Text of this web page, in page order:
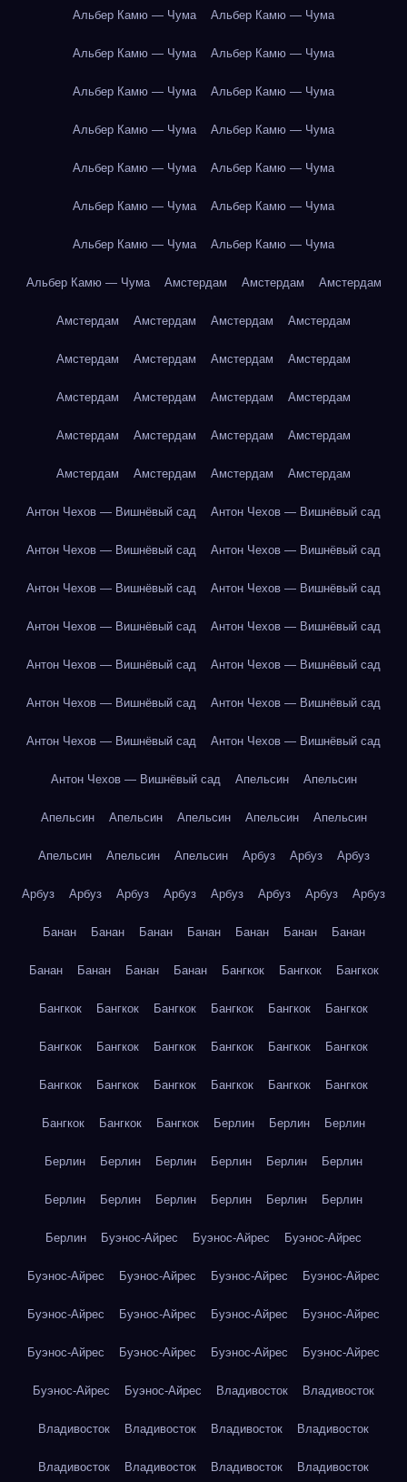
Альбер Камю — Чума Альбер Камю — Чума
Альбер Камю — Чума Альбер Камю — Чума
Альбер Камю — Чума Альбер Камю — Чума
Альбер Камю — Чума Альбер Камю — Чума
Альбер Камю — Чума Альбер Камю — Чума
Альбер Камю — Чума Альбер Камю — Чума
Альбер Камю — Чума Альбер Камю — Чума
Альбер Камю — Чума Амстердам Амстердам Амстердам
Амстердам Амстердам Амстердам Амстердам
Амстердам Амстердам Амстердам Амстердам
Амстердам Амстердам Амстердам Амстердам
Амстердам Амстердам Амстердам Амстердам
Амстердам Амстердам Амстердам Амстердам
Антон Чехов — Вишнёвый сад Антон Чехов — Вишнёвый сад
Антон Чехов — Вишнёвый сад Антон Чехов — Вишнёвый сад
Антон Чехов — Вишнёвый сад Антон Чехов — Вишнёвый сад
Антон Чехов — Вишнёвый сад Антон Чехов — Вишнёвый сад
Антон Чехов — Вишнёвый сад Антон Чехов — Вишнёвый сад
Антон Чехов — Вишнёвый сад Антон Чехов — Вишнёвый сад
Антон Чехов — Вишнёвый сад Антон Чехов — Вишнёвый сад
Антон Чехов — Вишнёвый сад Апельсин Апельсин
Апельсин Апельсин Апельсин Апельсин Апельсин
Апельсин Апельсин Апельсин Арбуз Арбуз Арбуз
Арбуз Арбуз Арбуз Арбуз Арбуз Арбуз Арбуз Арбуз
Банан Банан Банан Банан Банан Банан Банан
Банан Банан Банан Банан Бангкок Бангкок Бангкок
Бангкок Бангкок Бангкок Бангкок Бангкок Бангкок
Бангкок Бангкок Бангкок Бангкок Бангкок Бангкок
Бангкок Бангкок Бангкок Бангкок Бангкок Бангкок
Бангкок Бангкок Бангкок Берлин Берлин Берлин
Берлин Берлин Берлин Берлин Берлин Берлин
Берлин Берлин Берлин Берлин Берлин Берлин
Берлин Буэнос-Айрес Буэнос-Айрес Буэнос-Айрес
Буэнос-Айрес Буэнос-Айрес Буэнос-Айрес Буэнос-Айрес
Буэнос-Айрес Буэнос-Айрес Буэнос-Айрес Буэнос-Айрес
Буэнос-Айрес Буэнос-Айрес Буэнос-Айрес Буэнос-Айрес
Буэнос-Айрес Буэнос-Айрес Владивосток Владивосток
Владивосток Владивосток Владивосток Владивосток
Владивосток Владивосток Владивосток Владивосток